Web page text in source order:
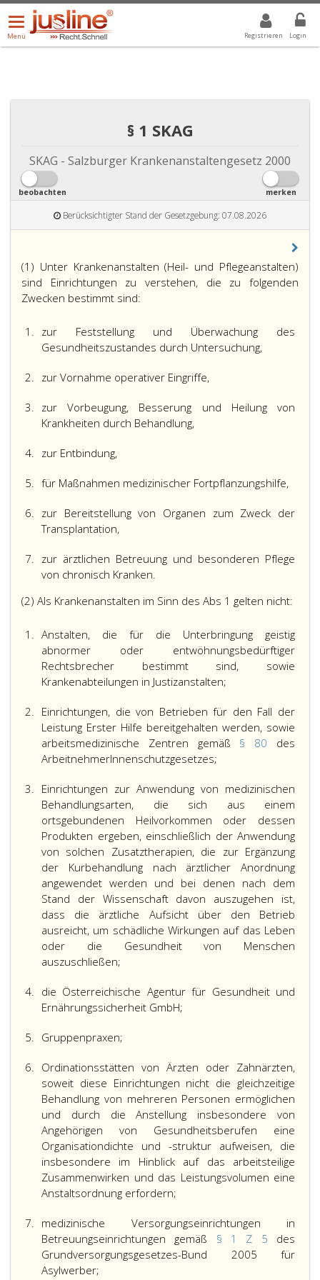
Registrieren Login
Menü
öffnen/schließen
Menü
ALLE DROPDOWN: GEWÄHLTER WERT IST ALLE
§ 1 SKAG
SKAG - Salzburger Krankenanstaltengesetz 2000
beobachten merken
Berücksichtigter Stand der Gesetzgebung: 07.08.2026
(1) Unter Krankenanstalten (Heil- und Pflegeanstalten)
sind Einrichtungen zu verstehen, die zu folgenden
Zwecken bestimmt sind:
1. zur Feststellung und Überwachung des
Gesundheitszustandes durch Untersuchung,
2. zur Vornahme operativer Eingriffe,
3. zur Vorbeugung, Besserung und Heilung von
Krankheiten durch Behandlung,
4. zur Entbindung,
5. für Maßnahmen medizinischer Fortpflanzungshilfe,
6. zur Bereitstellung von Organen zum Zweck der
Transplantation,
7. zur ärztlichen Betreuung und besonderen Pflege
von chronisch Kranken.
(2) Als Krankenanstalten im Sinn des Abs 1 gelten nicht:
1. Anstalten, die für die Unterbringung geistig
abnormer oder entwöhnungsbedürftiger
Rechtsbrecher bestimmt sind, sowie
Krankenabteilungen in Justizanstalten;
2. Einrichtungen, die von Betrieben für den Fall der
Leistung Erster Hilfe bereitgehalten werden, sowie
arbeitsmedizinische Zentren gemäß § 80 des
ArbeitnehmerInnenschutzgesetzes;
3. Einrichtungen zur Anwendung von medizinischen
Behandlungsarten, die sich aus einem
ortsgebundenen Heilvorkommen oder dessen
Produkten ergeben, einschließlich der Anwendung
von solchen Zusatztherapien, die zur Ergänzung
der Kurbehandlung nach ärztlicher Anordnung
angewendet werden und bei denen nach dem
Stand der Wissenschaft davon auszugehen ist,
dass die ärztliche Aufsicht über den Betrieb
ausreicht, um schädliche Wirkungen auf das Leben
oder die Gesundheit von Menschen
auszuschließen;
4. die Österreichische Agentur für Gesundheit und
Ernährungssicherheit GmbH;
5. Gruppenpraxen;
6. Ordinationsstätten von Ärzten oder Zahnärzten,
soweit diese Einrichtungen nicht die gleichzeitige
Behandlung von mehreren Personen ermöglichen
und durch die Anstellung insbesondere von
Angehörigen von Gesundheitsberufen eine
Organisationdichte und -struktur aufweisen, die
insbesondere im Hinblick auf das arbeitsteilige
Zusammenwirken und das Leistungsvolumen eine
Anstaltsordnung erfordern;
7. medizinische Versorgungseinrichtungen in
Betreuungseinrichtungen gemäß § 1 Z 5 des
Grundversorgungsgesetzes-Bund 2005 für
Asylwerber;